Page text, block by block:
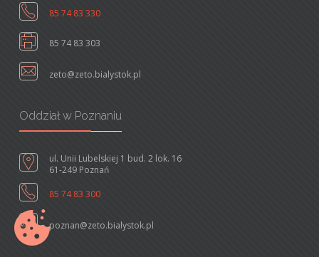
85 74 83 330
85 74 83 303
zeto@zeto.bialystok.pl
Oddział w Poznaniu
ul. Unii Lubelskiej 1 bud. 2 lok. 16
61-249 Poznań
85 74 83 300
poznan@zeto.bialystok.pl